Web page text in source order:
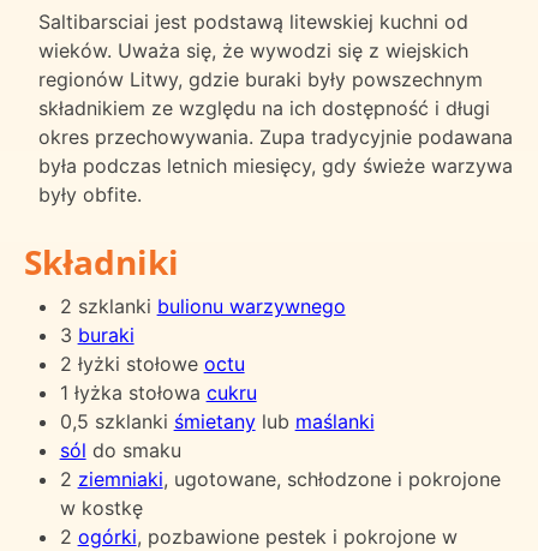
Saltibarsciai jest podstawą litewskiej kuchni od
wieków. Uważa się, że wywodzi się z wiejskich
regionów Litwy, gdzie buraki były powszechnym
składnikiem ze względu na ich dostępność i długi
okres przechowywania. Zupa tradycyjnie podawana
była podczas letnich miesięcy, gdy świeże warzywa
były obfite.
Składniki
2 szklanki bulionu warzywnego
3 buraki
2 łyżki stołowe octu
1 łyżka stołowa cukru
0,5 szklanki śmietanylub maślanki
sól do smaku
2 ziemniaki, ugotowane, schłodzone i pokrojone
w kostkę
2 ogórki, pozbawione pestek i pokrojone w